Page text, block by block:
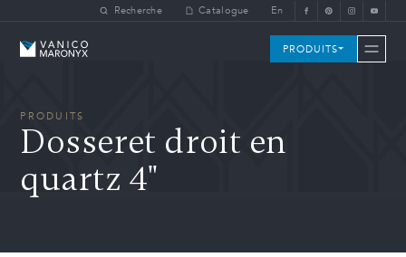
Skip to main contentRecherche Catalogue En
Vanico-Maronyx PRODUITS
PRODUITS
Dosseret droit en
quartz 4"